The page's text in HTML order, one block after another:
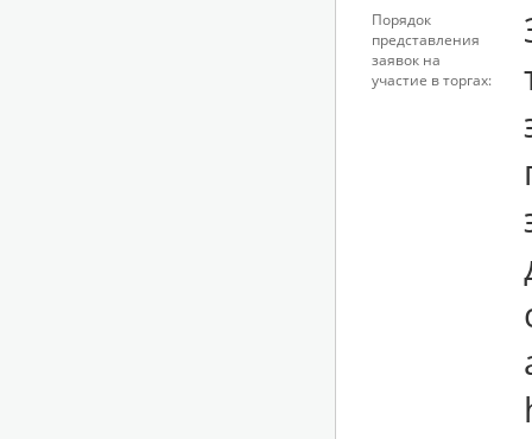
Порядок
представления
заявок на
участие в торгах: